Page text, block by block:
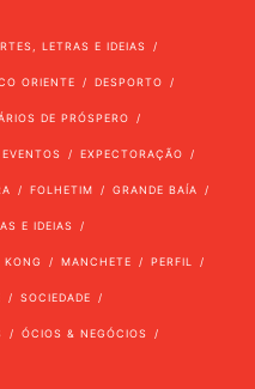
LETRAS E IDEIAS
ORIENTE DESPORTO
DE PRÓSPERO
EVENTOS EXPECTORAÇÃO
FOLHETIM GRANDE BAÍA
E IDEIAS
MANCHETE PERFIL
SOCIEDADE
ÓCIOS & NEGÓCIOS